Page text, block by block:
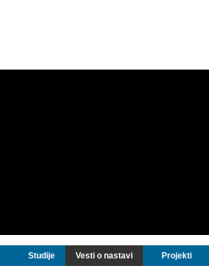
Studije Vesti o nastavi Projekti